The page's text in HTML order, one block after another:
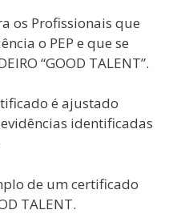
os Profissionais que
o PEP e que se
“GOOD TALENT”.
é ajustado
identificadas
de um certificado
TALENT.